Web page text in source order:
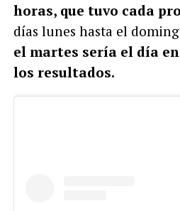
horas, que tuvo cada
días lunes hasta el
el martes sería el día
los resultados.